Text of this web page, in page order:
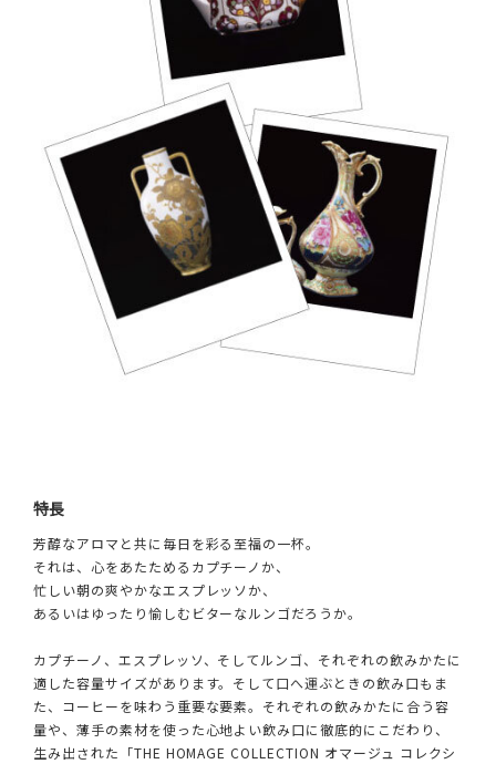
特長
芳醇なアロマと共に毎日を彩る至福の一杯。
それは、心をあたためるカプチーノか、
忙しい朝の爽やかなエスプレッソか、
あるいはゆったり愉しむビターなルンゴだろうか。
カプチーノ、エスプレッソ、そしてルンゴ、それぞれの飲みかたに
適した容量サイズがあります。そして口へ運ぶときの飲み口もま
た、コーヒーを味わう重要な要素。それぞれの飲みかたに合う容
量や、薄手の素材を使った心地よい飲み口に徹底的にこだわり、
生み出された「THE HOMAGE COLLECTION オマージュ コレクシ